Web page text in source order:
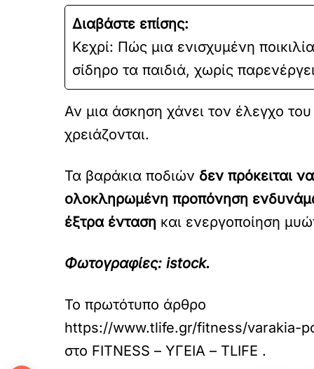
Διαβάστε επίσης:
Κεχρί: Πώς μια ενισχυμένη
σίδηρο τα παιδιά, χωρίς
Αν μια άσκηση χάνει τον έλεγχο
χρειάζονται.
Τα βαράκια ποδιών δεν πρόκειται
ολοκληρωμένη προπόνηση
έξτρα ένταση και ενεργοποίηση
Φωτογραφίες: istock.
Το πρωτότυπο άρθρο
https://www.tlife.gr/fitness/varakia-
στο FITNESS – ΥΓΕΙΑ – TLIFE .